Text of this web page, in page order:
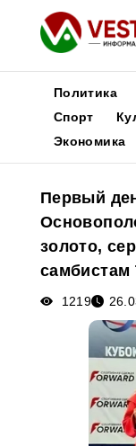
Новости
Медиа
Афиша
Политика
Спорт
Экономика
Первый
золото,
самбистам
1219